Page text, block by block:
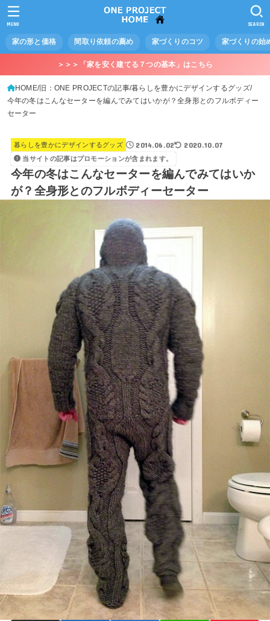
家の形と価格 間取り依頼の薦め 家づくりのコツ 家づくりの始
SEARCH
MENU
＞＞＞「家を安く建てる７つの基本」はこちら
HOME 旧：ONE PROJECTの記事 暮らしを豊かにデザインするグッズ
今年の冬はこんなセーターを編んでみてはいかが？全身形とのフルボディー
セーター
暮らしを豊かにデザインするグッズ 2014.06.02 2020.10.07
当サイトの記事はプロモーションが含まれます。
今年の冬はこんなセーターを編んでみてはいか
が？全身形とのフルボディーセーター